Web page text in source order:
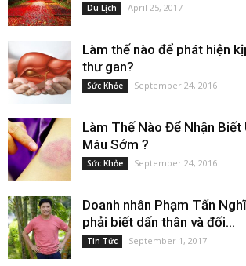
Du Lịch April 25, 2017
Làm thế nào để phát hiện
thư gan?
Sức Khỏe September 24, 2016
Làm Thế Nào Để Nhận
Máu Sớm ?
Sức Khỏe September 24, 2016
Doanh nhân Phạm Tấn
phải biết dấn thân và đối...
Tin Tức September 1, 2017